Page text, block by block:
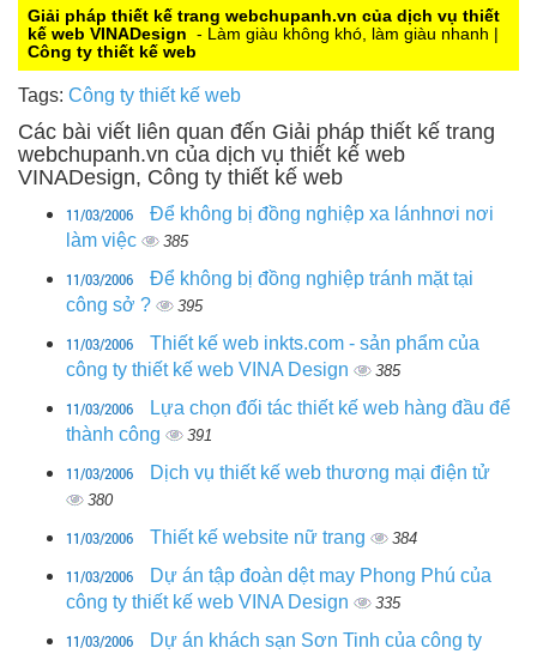
0
Giải pháp thiết kế trang webchupanh.vn của dịch vụ thiết
kế web VINADesign - Làm giàu không khó, làm giàu nhanh |
Công ty thiết kế web
Tags: Công ty thiết kế web
Các bài viết liên quan đến Giải pháp thiết kế trang
webchupanh.vn của dịch vụ thiết kế web
VINADesign, Công ty thiết kế web
11/03/2006
Để không bị đồng nghiệp xa lánhnơi nơi
làm việc
385
11/03/2006
Để không bị đồng nghiệp tránh mặt tại
công sở ?
395
11/03/2006
Thiết kế web inkts.com - sản phẩm của
công ty thiết kế web VINA Design
385
11/03/2006
Lựa chọn đối tác thiết kế web hàng đầu để
thành công
391
11/03/2006 Dịch vụ thiết kế web thương mại điện tử
380
11/03/2006 Thiết kế website nữ trang 384
11/03/2006
Dự án tập đoàn dệt may Phong Phú của
công ty thiết kế web VINA Design
335
11/03/2006
Dự án khách sạn Sơn Tinh của công ty